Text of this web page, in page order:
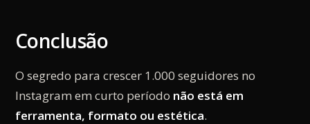
Conclusão
O segredo para crescer 1.000 seguidores no
Instagram em curto período não está em
ferramenta, formato ou estética.